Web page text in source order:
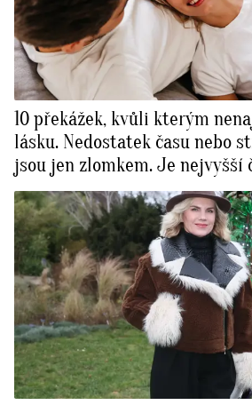
10 překážek, kvůli kterým
lásku. Nedostatek času nebo
jsou jen zlomkem. Je nejvyšší